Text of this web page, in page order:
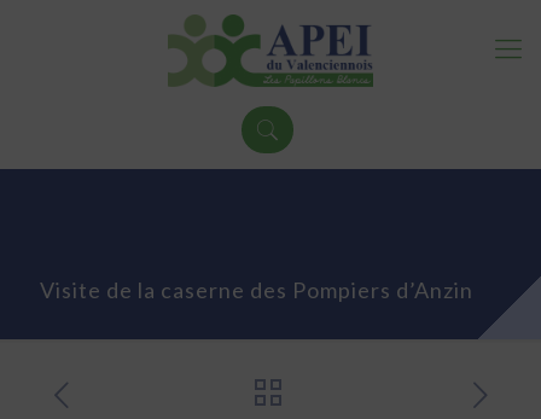
Visite de la caserne des Pompiers d’Anzin